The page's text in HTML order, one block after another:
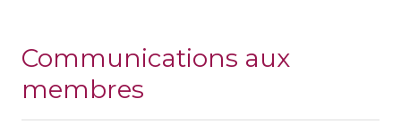
Communications aux
membres